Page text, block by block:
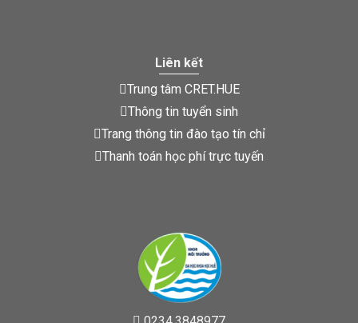
Liên kết
Trung tâm CRET.HUE
Thông tin tuyển sinh
Trang thông tin đào tạo tín chỉ
Thanh toán học phí trực tuyến